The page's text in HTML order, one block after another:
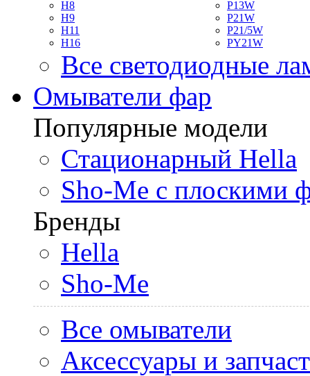
H8
H9
H11
H16
P13W
P21W
P21/5W
PY21W
Все светодиодные
Омыватели фар
Популярные модели
Стационарный Hella
Sho-Me с плоскими
Бренды
Hella
Sho-Me
Все омыватели
Аксессуары и